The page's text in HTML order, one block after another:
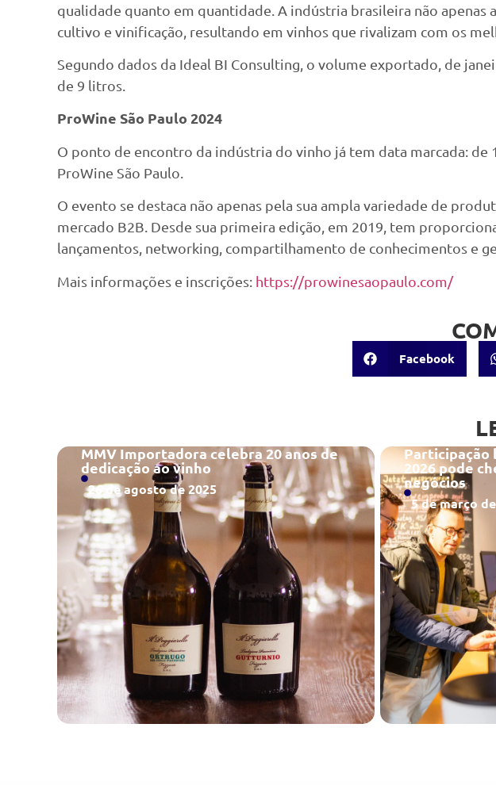
qualidade quanto em quantidade. A indústria brasileira não
cultivo e vinificação, resultando em vinhos que rivalizam com os
Segundo dados da Ideal BI Consulting, o volume exportado, de
de 9 litros.
ProWine São Paulo 2024
O ponto de encontro da indústria do vinho já tem data marcada: de
ProWine São Paulo.
O evento se destaca não apenas pela sua ampla variedade de
mercado B2B. Desde sua primeira edição, em 2019, tem
lançamentos, networking, compartilhamento de conhecimentos e
Mais informações e inscrições: https://prowinesaopaulo.com/
Facebook
MMV Importadora celebra 20 anos de
dedicação ao vinho
26 de agosto de 2025
Participação
2026 pode
negócios
5 de março